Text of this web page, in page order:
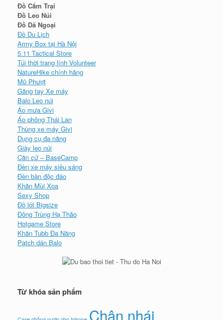
Đồ Cắm Trại
Đồ Leo Núi
Đồ Dã Ngoại
Đồ Du Lịch
Army Box tại Hà Nội
5.11 Tactical Store
Túi thời trang lính Volunteer
NatureHike chính hãng
Mũ Phượt
Găng tay Xe máy
Balo Leo núi
Áo mưa Givi
Áo phông Thái Lan
Thùng xe máy Givi
Dụng cụ đa năng
Giày leo núi
Căn cứ – BaseCamp
Đèn xe máy siêu sáng
Đèn bàn độc đáo
Khăn Mùi Xoa
Sexy Shop
Đồ lót Bigsize
Đông Trùng Hạ Thảo
Hotgame Store
Khăn Tubb Đa Năng
Patch dán Balo
Từ khóa sản phẩm
Chân nhái